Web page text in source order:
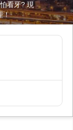
看牙? 現
！